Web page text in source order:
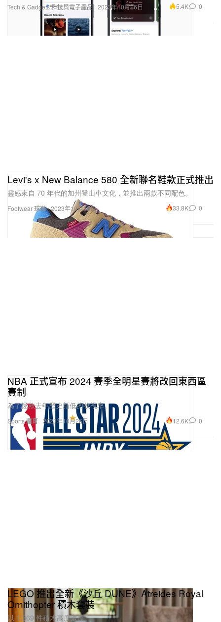
Tech & Gadgets 科技與電子產品 2023年10月26日 5.4K 0
Footwear 球鞋
Levi's x New Balance 580 全新聯名鞋款正式推出
靈感來自 70 年代的加州登山車文化，並推出兩款不同配色。
2023年10月26日 33.8K 0
Sports 體育
NBA 正式宣布 2024 賽季全明星賽將改回東西區
賽制
為了拯救去年歷史新低的收視率。
2023年10月26日 12.6K 0
LEGO 推出全新《沙丘 DUNE》Atreides Royal
Ornithopter 積木套裝
以 1,369 件積木高度還原。